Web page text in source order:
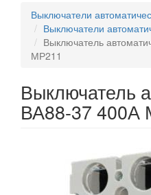
Выключатели
Выключатели
Выключатель
МР211
Выключатель
ВА88-37 400А